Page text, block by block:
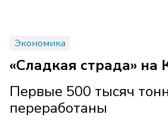
Экономика
«Сладкая страда» на
Первые 500 тысяч
переработаны